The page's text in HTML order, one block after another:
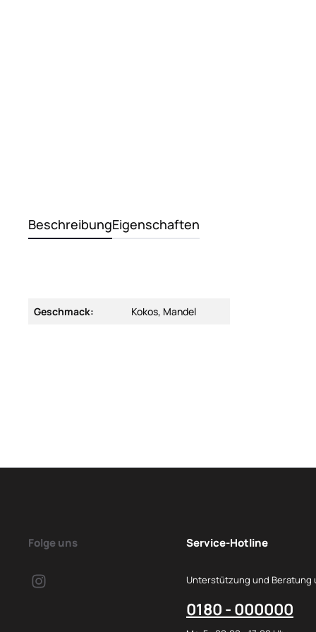
BeschreibungEigenschaften
Geschmack: Kokos, Mandel
Folge uns Service-Hotline
Unterstützung und Beratung
0180 - 000000